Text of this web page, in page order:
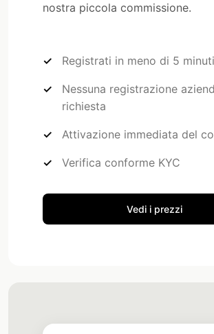
nostra piccola commissione.
Registrati in meno di 5 minuti
Nessuna registrazione
richiesta
Attivazione immediata del
Verifica conforme KYC
Vedi i prezzi